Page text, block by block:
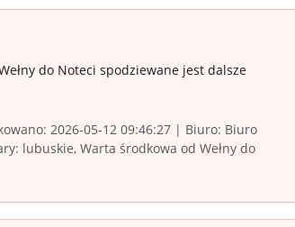
do Noteci spodziewane jest dalsze
2026-05-12 09:46:27 | Biuro: Biuro
lubuskie, Warta środkowa od Wełny do